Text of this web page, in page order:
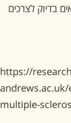
בדיוק לצרכים
https://
multiple-